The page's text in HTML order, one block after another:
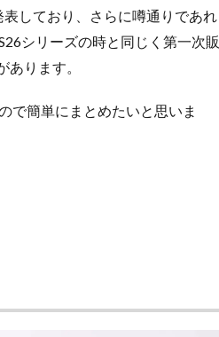
しており、さらに噂通りであれ
シリーズの時と同じく第一次販
ります。
で簡単にまとめたいと思いま